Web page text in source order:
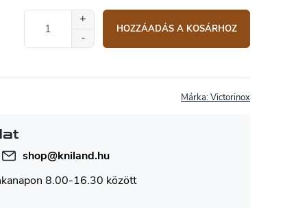
HOZZÁADÁS A KOSÁRHOZ
Márka:Victorinox
shop@kniland.hu
8.00-16.30 között